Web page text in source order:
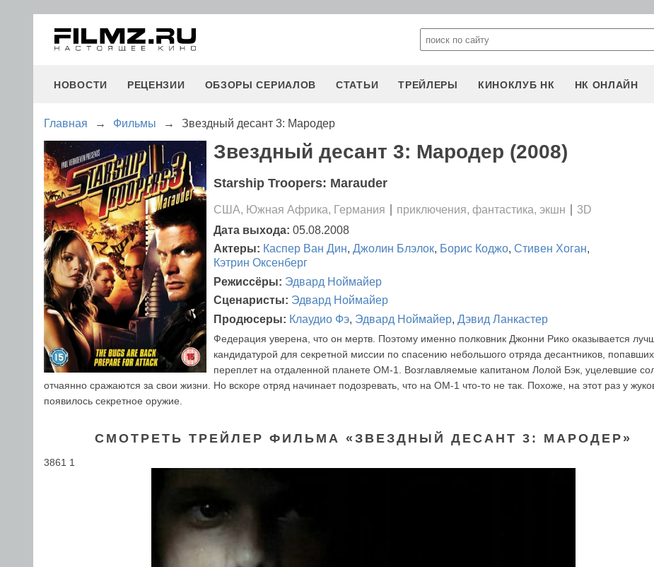
НОВОСТИ РЕЦЕНЗИИ ОБЗОРЫ СЕРИАЛОВ СТАТЬИ ТРЕЙЛЕРЫ КИНОКЛУБ НК НК ОНЛАЙН
Главная → Фильмы → Звездный десант 3: Мародер
Звездный десант 3: Мародер (2008)
Starship Troopers: Marauder
США, Южная Африка, Германия приключения, фантастика, экшн
3D
Дата выхода: 05.08.2008
Актеры: Каспер Ван Дин, Джолин Блэлок, Борис Коджо, Стивен Хоган,
Кэтрин Оксенберг
Режиссёры: Эдвард Ноймайер
Сценаристы: Эдвард Ноймайер
Продюсеры: Клаудио Фэ, Эдвард Ноймайер, Дэвид Ланкастер
Федерация уверена, что он мертв. Поэтому именно полковник Джонни Рико оказывается
кандидатурой для секретной миссии по спасению небольшого отряда десантников,
переплет на отдаленной планете ОМ-1. Возглавляемые капитаном Лолой Бэк, уцелевшие
отчаянно сражаются за свои жизни. Но вскоре отряд начинает подозревать, что на ОМ-1 что-то не так. Похоже, на этот раз у
появилось секретное оружие.
СМОТРЕТЬ ТРЕЙЛЕР ФИЛЬМА «ЗВЕЗДНЫЙ ДЕСАНТ 3: МАРОДЕР»
3861 1